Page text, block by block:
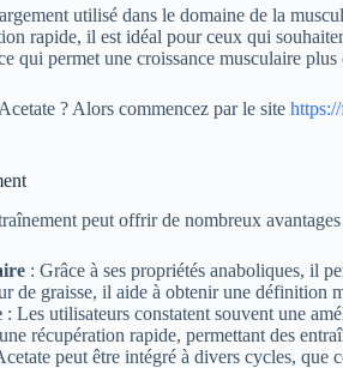
utilisé dans le domaine de la
rapide, il est idéal pour ceux qui
qui permet une croissance musculaire plus
? Alors commencez par le site
peut offrir de nombreux
: Grâce à ses propriétés anaboliques, il
de graisse, il aide à obtenir une définition
: Les utilisateurs constatent souvent une
récupération rapide, permettant des
peut être intégré à divers cycles, que